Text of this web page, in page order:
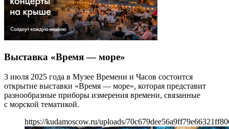
Выставка «Время — море»
3 июля 2025 года в Музее Времени и Часов состоится
открытие выставки «Время — море», которая представит
разнообразные приборы измерения времени, связанные
с морской тематикой.
https://kudamoscow.ru/uploads/